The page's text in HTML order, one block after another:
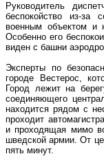
Руководитель
беспокойство из-за
военным объектом и
Особенно его
виден с башни
Эксперты по
городе Вестерос,
Город лежит на
соединяющего
находится рядом с
проходит
и проходящая мимо
шведской армии. От
пять минут.